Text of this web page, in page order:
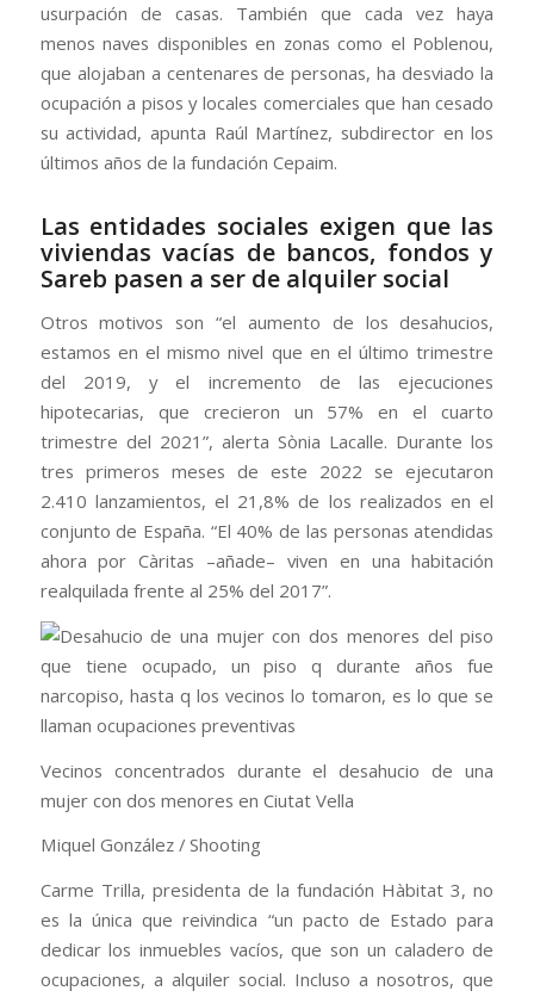
usurpación de casas. También que cada vez haya
menos naves disponibles en zonas como el Poblenou,
que alojaban a centenares de personas, ha desviado la
ocupación a pisos y locales comerciales que han cesado
su actividad, apunta Raúl Martínez, subdirector en los
últimos años de la fundación Cepaim.
Las entidades sociales exigen que las
viviendas vacías de bancos, fondos y
Sareb pasen a ser de alquiler social
Otros motivos son “el aumento de los desahucios,
estamos en el mismo nivel que en el último trimestre
del 2019, y el incremento de las ejecuciones
hipotecarias, que crecieron un 57% en el cuarto
trimestre del 2021”, alerta Sònia Lacalle. Durante los
tres primeros meses de este 2022 se ejecutaron
2.410 lanzamientos, el 21,8% de los realizados en el
conjunto de España. “El 40% de las personas atendidas
ahora por Càritas –añade– viven en una habitación
realquilada frente al 25% del 2017”.
Vecinos concentrados durante el desahucio de una
mujer con dos menores en Ciutat Vella
Miquel González / Shooting
Carme Trilla, presidenta de la fundación Hàbitat 3, no
es la única que reivindica “un pacto de Estado para
dedicar los inmuebles vacíos, que son un caladero de
ocupaciones, a alquiler social. Incluso a nosotros, que